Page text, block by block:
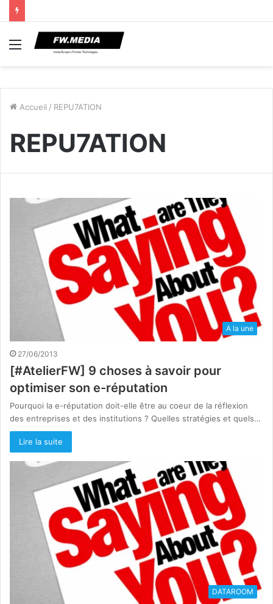
Menu
Accueil / REPU7ATION
REPU7ATION
A la une
27/06/2013
[#AtelierFW] 9 choses à savoir pour
optimiser son e-réputation
Pourquoi la e-réputation doit-elle être au coeur de la réflexion
des entreprises et des institutions ? Quelles stratégies et quels…
Lire la suite
DATAROOM